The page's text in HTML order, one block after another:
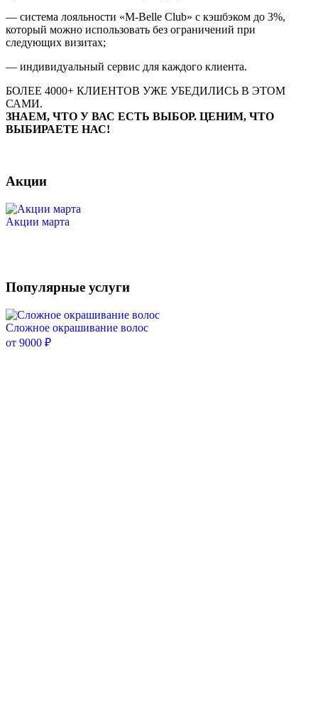
— система лояльности «M-Belle Club» с кэшбэком до 3%,
который можно использовать без ограничений при
следующих визитах;
— индивидуальный сервис для каждого клиента.
БОЛЕЕ 4000+ КЛИЕНТОВ УЖЕ УБЕДИЛИСЬ В ЭТОМ
САМИ.
ЗНАЕМ, ЧТО У ВАС ЕСТЬ ВЫБОР. ЦЕНИМ, ЧТО
ВЫБИРАЕТЕ НАС!
Акции
Акции марта
Популярные услуги
Объемное наращивание ресниц: 1.5D, 2D,